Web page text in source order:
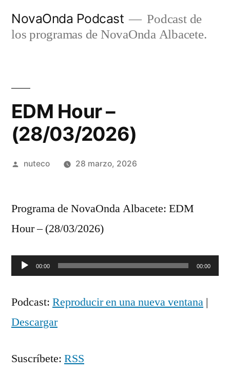
NovaOnda Podcast
Podcast de
los programas de NovaOnda Albacete.
EDM Hour –
(28/03/2026)
Publicada
nuteco 28 marzo, 2026
Programa de NovaOnda Albacete: EDM
Hour – (28/03/2026)
Reproductor
audio
00:00 00:00
Podcast: Reproducir en una nueva ventana |
Descargar
Suscríbete: RSS